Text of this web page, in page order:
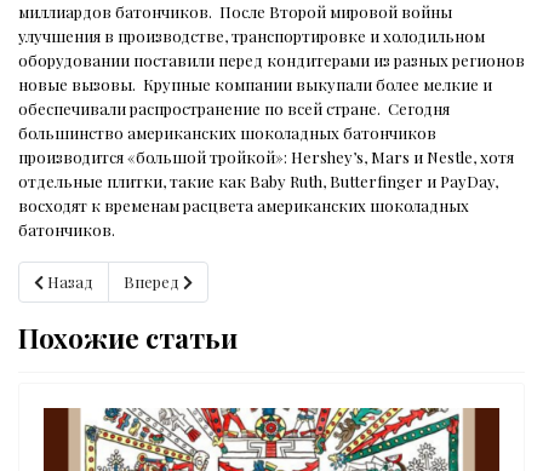
миллиардов батончиков. После Второй мировой войны
улучшения в производстве, транспортировке и холодильном
оборудовании поставили перед кондитерами из разных регионов
новые вызовы. Крупные компании выкупали более мелкие и
обеспечивали распространение по всей стране. Сегодня
большинство американских шоколадных батончиков
производится «большой тройкой»: Hershey’s, Mars и Nestle, хотя
отдельные плитки, такие как Baby Ruth, Butterfinger и PayDay,
восходят к временам расцвета американских шоколадных
батончиков.
Предыдущий: Шоколад и Боги
Назад Следующий: Шоколад и мозг
Вперед
Похожие статьи